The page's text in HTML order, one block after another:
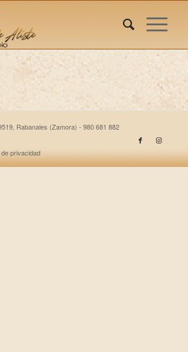
Rabanales (Zamora) - 980 681 882
privacidad